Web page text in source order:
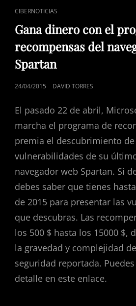
ENLACES
DE
CATEGORÍAS
CIBERNOTICIAS
Gana dinero con el
recompensas del
Spartan
PUBLICADO
24/04/2015 DAVID TORRES
El pasado 22 de abril,
marcha el programa de
premia el descubrimiento de
vulnerabilidades de su
navegador web Spartan. Si
debes saber que tienes
de 2015 para presentar las
que descubras. Las
los 500 $ hasta los 15000 $,
la gravedad y complejidad
seguridad reportada.
detalle en este enlace.